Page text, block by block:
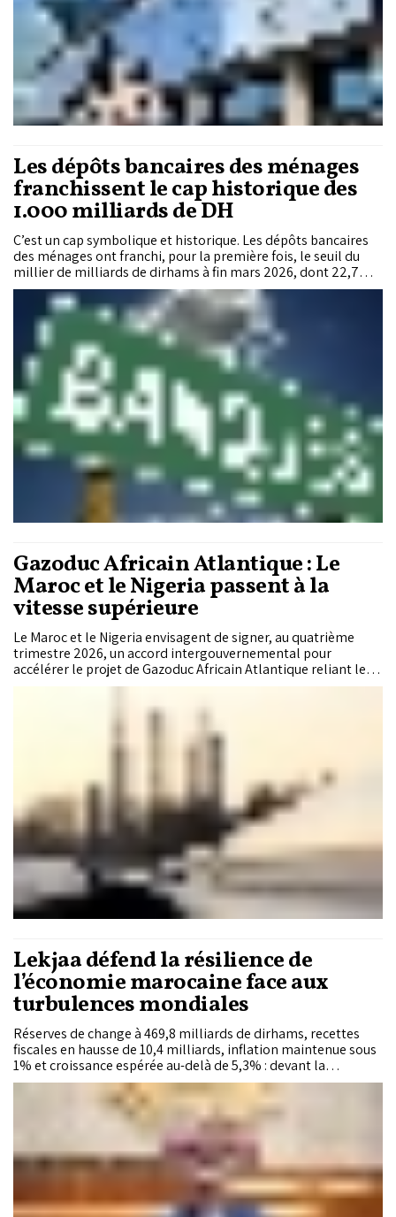
Les dépôts bancaires des ménages
franchissent le cap historique des
1.000 milliards de DH
C’est un cap symbolique et historique. Les dépôts bancaires
des ménages ont franchi, pour la première fois, le seuil du
millier de milliards de dirhams à fin mars 2026, dont 22,7%
détenus par les Marocains résidant à l’étranger. Cette
collecte record porte à la même date les dépôts bancaires
toutes catégories confondues à 1.383,5 milliards de DH
(+8,4%). Un niveau qui dépasse de plus de 130 milliards de DH
l’encours du crédit bancaire, lequel s’est établi à 1.251,3
milliards de DH (+7,4%). Les banques collectent ainsi
davantage qu’elles ne prêtent, et plus vite.
Gazoduc Africain Atlantique : Le
Maroc et le Nigeria passent à la
vitesse supérieure
Le Maroc et le Nigeria envisagent de signer, au quatrième
trimestre 2026, un accord intergouvernemental pour
accélérer le projet de Gazoduc Africain Atlantique reliant les
deux pays sur près de 6.900 km. Estimé à 25 milliards de
mètres cubes de gaz par an vers l’Afrique de l’Ouest et
l’Europe, selon des informations rapportées par Reuters.
Lekjaa défend la résilience de
l’économie marocaine face aux
turbulences mondiales
Réserves de change à 469,8 milliards de dirhams, recettes
fiscales en hausse de 10,4 milliards, inflation maintenue sous
1% et croissance espérée au-delà de 5,3% : devant la
Chambre des conseillers, Fouzi Lekjaa a défendu la solidité
des équilibres macroéconomiques du Royaume, malgré une
flambée mondiale des prix de l’énergie et un contexte
géopolitique sous tension.